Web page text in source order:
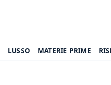
LUSSO MATERIE PRIME